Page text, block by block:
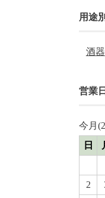
用途別
酒器
営業
今月
日
2